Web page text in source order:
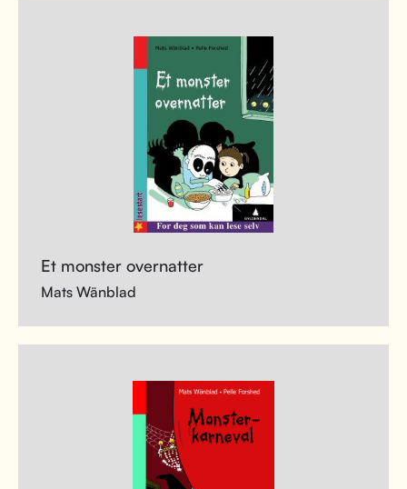
Et monster overnatter
Mats Wänblad